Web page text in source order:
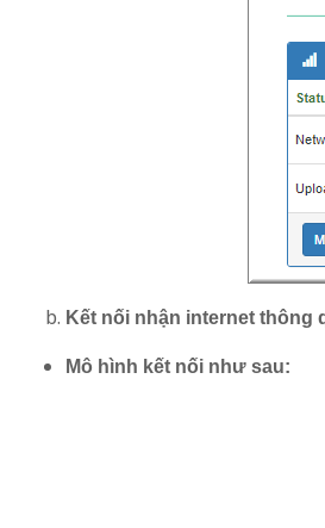
Kết nối nhận internet thông
Mô hình kết nối như sau: